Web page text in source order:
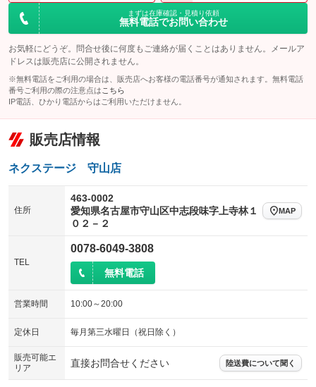
まずは在庫確認・見積り依頼
無料電話でお問い合わせ
お気軽にどうぞ。問合せ後に何度もご連絡が届くことはありません。メールア
ドレスは販売店に公開されません。
※無料電話をご利用の場合は、販売店へお客様の電話番号が通知されます。無料電話
番号ご利用の際の注意点は こちら
IP電話、ひかり電話からはご利用いただけません。
販売店情報
ネクステージ 守山店
住所
463-0002
愛知県名古屋市守山区中志段味字上寺林１
０２－２
MAP
TEL
0078-6049-3808
無料電話
営業時間 10:00～20:00
定休日 毎月第三水曜日（祝日除く）
販売可能エ
リア
直接お問合せください 陸送費について聞く